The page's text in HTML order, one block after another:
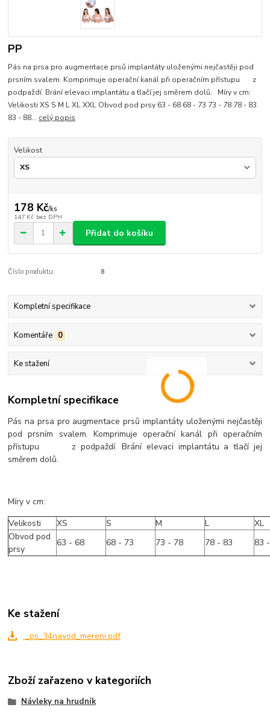
PP
Pás na prsa pro augmentace prsů implantáty uloženými nejčastěji pod
prsním svalem. Komprimuje operační kanál při operačním přístupu z
podpaždí. Brání elevaci implantátu a tlačí jej směrem dolů. Míry v cm:
Velikosti XS S M L XL XXL Obvod pod prsy 63 - 68 68 - 73 73 - 78 78 - 83
83 - 88... celý popis
Velikost
178 Kč/ks
147 Kč bez DPH
Přidat do košíku
Číslo produktu: 8
Kompletní specifikace
Komentáře 0
Ke stažení
Kompletní specifikace
Pás na prsa pro augmentace prsů implantáty uloženými nejčastěji
pod prsním svalem. Komprimuje operační kanál při operačním
přístupu z podpaždí. Brání elevaci implantátu a tlačí jej
směrem dolů.
Míry v cm:
Velikosti
XS S M L
XL
Obvod pod
prsy
63 - 68 68 - 73 73 - 78 78 - 83 83
Ke stažení
_ps_34navod_mereni.pdf
Zboží zařazeno v kategoriích
Návleky na hrudník